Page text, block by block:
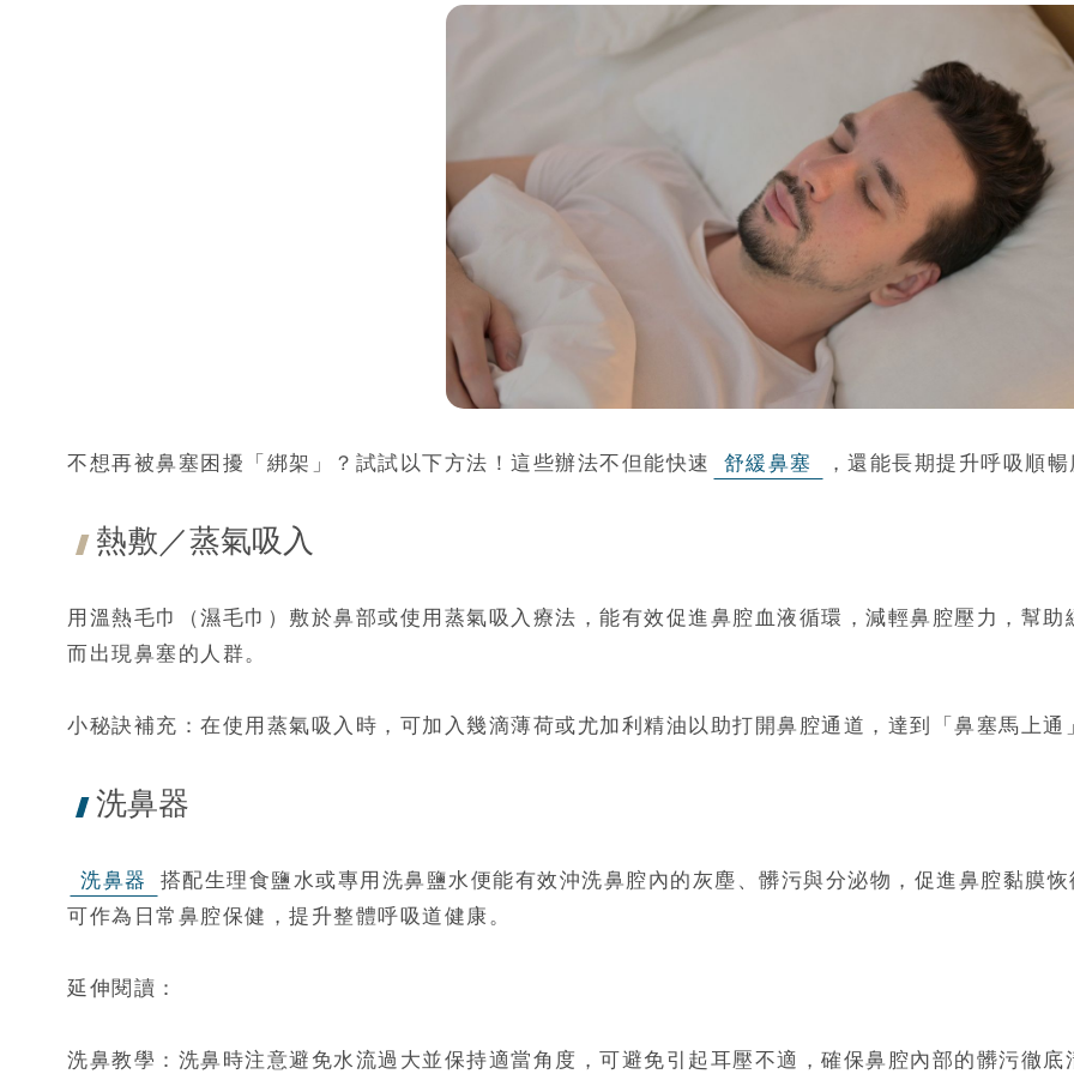
不想再被鼻塞困擾「綁架」？試試以下方法！這些辦法不但能快速 舒緩鼻塞 ，還能長期提升呼吸順
熱敷／蒸氣吸入
用溫熱毛巾（濕毛巾）敷於鼻部或使用蒸氣吸入療法，能有效促進鼻腔血液循環，減輕鼻腔壓力，幫
而出現鼻塞的人群。
小秘訣補充：在使用蒸氣吸入時，可加入幾滴薄荷或尤加利精油以助打開鼻腔通道，達到「鼻塞馬上通
洗鼻器
洗鼻器
搭配生理食鹽水或專用洗鼻鹽水便能有效沖洗鼻腔內的灰塵、髒污與分泌物，促進鼻腔黏膜
可作為日常鼻腔保健，提升整體呼吸道健康。
延伸閱讀：
洗鼻教學：洗鼻時注意避免水流過大並保持適當角度，可避免引起耳壓不適，確保鼻腔內部的髒污徹